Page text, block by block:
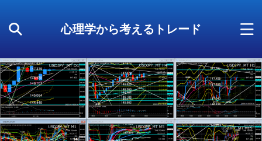
心理学から考えるトレード